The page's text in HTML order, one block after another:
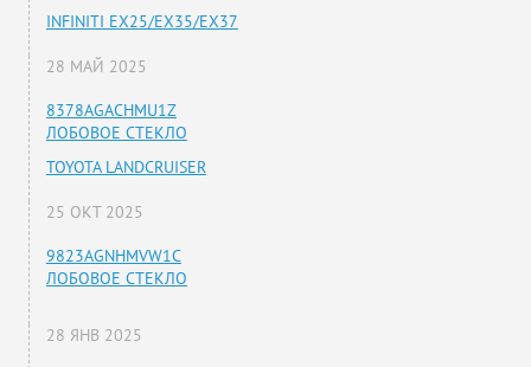
INFINITI EX25/EX35/EX37
28 МАЙ 2025
8378AGACHMU1Z
ЛОБОВОЕ СТЕКЛО
TOYOTA LANDCRUISER
25 ОКТ 2025
9823AGNHMVW1C
ЛОБОВОЕ СТЕКЛО
28 ЯНВ 2025